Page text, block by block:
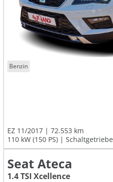
Benzin
EZ 11/2017
72.553 km
110 kW (150 PS)
Schaltgetriebe
Seat Ateca
1.4 TSI Xcellence